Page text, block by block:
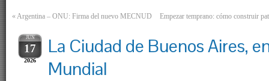
«Argentina – ONU: Firma del nuevo MECNUD Empezar temprano: cómo construir
JUN
17
2026
La Ciudad de Buenos Aires,
Mundial